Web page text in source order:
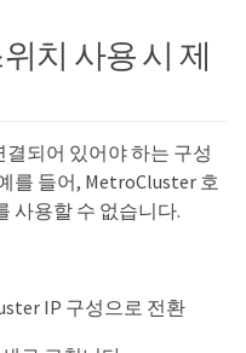
치 사용 시 제
되어 있어야 하는 구성
를 들어, MetroCluster 호
사용할 수 없습니다.
IP 구성으로 전환